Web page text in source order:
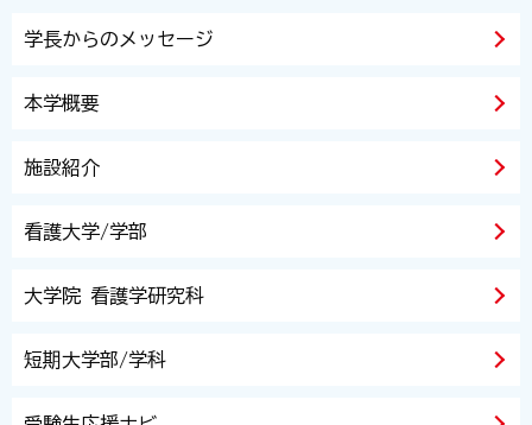
学長からのメッセージ
本学概要
施設紹介
看護大学/学部
大学院 看護学研究科
短期大学部/学科